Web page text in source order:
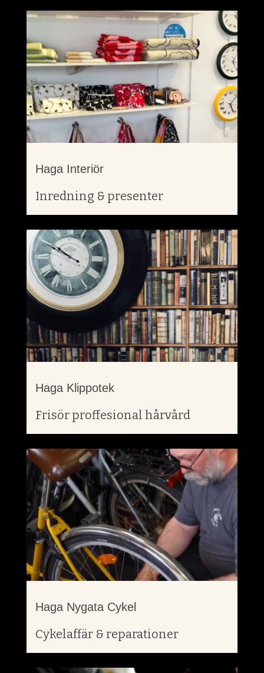
Haga Interiör
Inredning & presenter
Haga Klippotek
Frisör proffesional hårvård
Haga Nygata Cykel
Cykelaffär & reparationer